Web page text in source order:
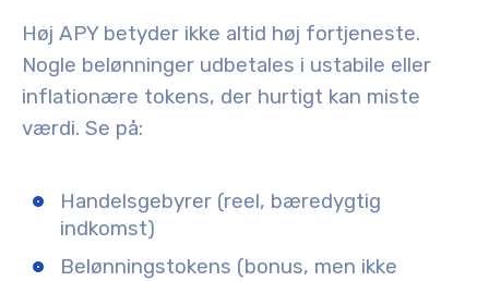
Høj APY betyder ikke altid høj fortjeneste.
Nogle belønninger udbetales i ustabile eller
inflationære tokens, der hurtigt kan miste
værdi. Se på:
Handelsgebyrer (reel, bæredygtig
indkomst)
Belønningstokens (bonus, men ikke